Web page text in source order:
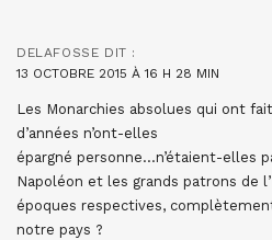
DELAFOSSE DIT :
13 OCTOBRE 2015 À 16 H 28 MIN
Les Monarchies absolues qui ont
d’années n’ont-elles
épargné personne…n’étaient-elles
Napoléon et les grands patrons de
époques respectives,
notre pays ?